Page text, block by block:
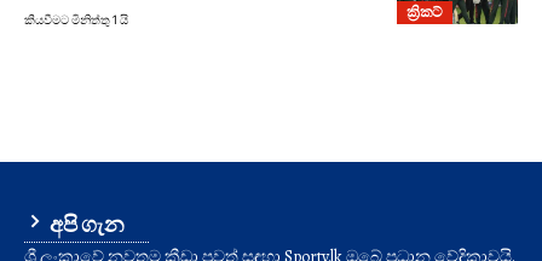
ක්‍රිකට්
කියවීමට මිනිත්තු 1 යි
අපි ගැන